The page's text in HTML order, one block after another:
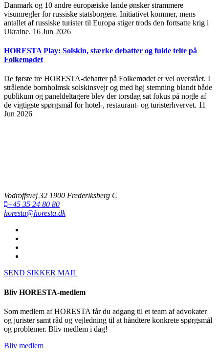
Danmark og 10 andre europæiske lande ønsker strammere
visumregler for russiske statsborgere. Initiativet kommer, mens
antallet af russiske turister til Europa stiger trods den fortsatte krig i
Ukraine. 16 Jun 2026
HORESTA Play: Solskin, stærke debatter og fulde telte på
Folkemødet
De første tre HORESTA-debatter på Folkemødet er vel overstået. I
strålende bornholmsk solskinsvejr og med høj stemning blandt både
publikum og paneldeltagere blev der torsdag sat fokus på nogle af
de vigtigste spørgsmål for hotel-, restaurant- og turisterhvervet. 11
Jun 2026
Vodroffsvej 32 1900 Frederiksberg C
+45 35 24 80 80
horesta@horesta.dk
SEND SIKKER MAIL
Bliv HORESTA-medlem
Som medlem af HORESTA får du adgang til et team af advokater
og jurister samt råd og vejledning til at håndtere konkrete spørgsmål
og problemer. Bliv medlem i dag!
Bliv medlem